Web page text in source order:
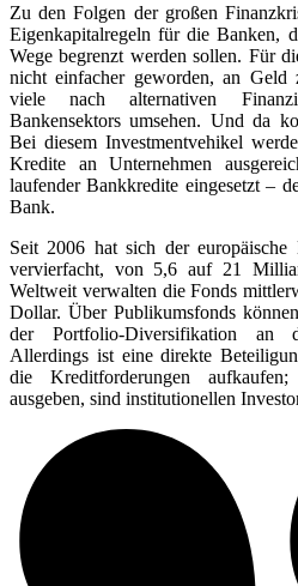
Zu den Folgen der großen
Eigenkapitalregeln für die Banken,
Wege begrenzt werden sollen. Für
nicht einfacher geworden, an Geld
viele nach alternativen
Bankensektors umsehen. Und da
Bei diesem Investmentvehikel
Kredite an Unternehmen
laufender Bankkredite eingesetzt –
Bank.
Seit 2006 hat sich der
vervierfacht, von 5,6 auf 21
Weltweit verwalten die Fonds
Dollar. Über Publikumsfonds
der Portfolio-Diversifikation an
Allerdings ist eine direkte
die Kreditforderungen
ausgeben, sind institutionellen